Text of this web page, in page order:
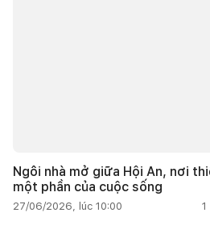
Ngôi nhà mở giữa Hội An, nơi
một phần của cuộc sống
27/06/2026, lúc 10:00 1